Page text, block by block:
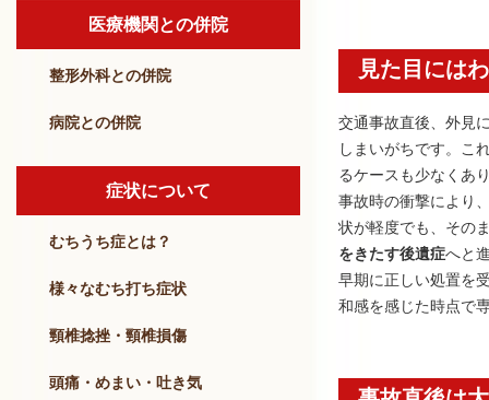
見た目には
交通事故直後、外見
しまいがちです。こ
るケースも少なくあ
事故時の衝撃により
状が軽度でも、その
をきたす後遺症へと
早期に正しい処置を
和感を感じた時点で
医療機関との併院
整形外科との併院
病院との併院
症状について
むちうち症とは？
様々なむち打ち症状
頸椎捻挫・頸椎損傷
頭痛・めまい・吐き気